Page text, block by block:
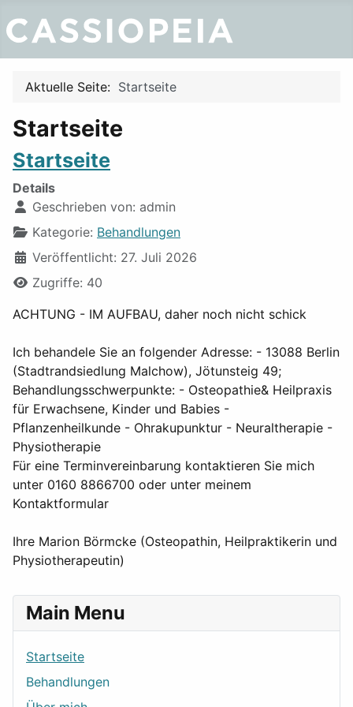
Aktuelle Seite: Startseite
Startseite
Startseite
Details
Geschrieben von: admin
Kategorie: Behandlungen
Veröffentlicht: 27. Juli 2026
Zugriffe: 40
ACHTUNG - IM AUFBAU, daher noch nicht schick
Ich behandele Sie an folgender Adresse: - 13088 Berlin
(Stadtrandsiedlung Malchow), Jötunsteig 49;
Behandlungsschwerpunkte: - Osteopathie& Heilpraxis
für Erwachsene, Kinder und Babies -
Pflanzenheilkunde - Ohrakupunktur - Neuraltherapie -
Physiotherapie
Für eine Terminvereinbarung kontaktieren Sie mich
unter 0160 8866700 oder unter meinem
Kontaktformular
Ihre Marion Börmcke (Osteopathin, Heilpraktikerin und
Physiotherapeutin)
Main Menu
Startseite
Behandlungen